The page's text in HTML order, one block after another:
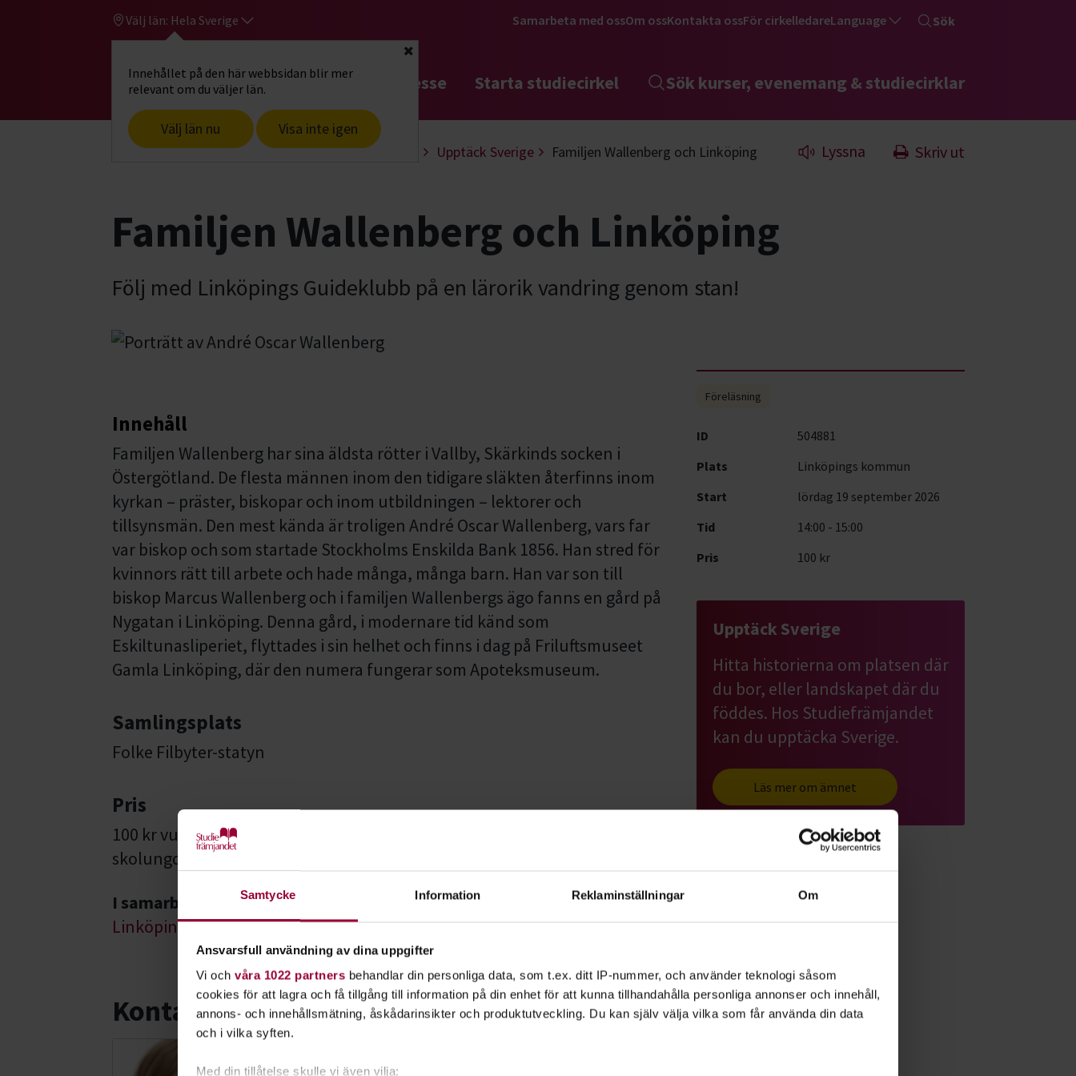
Samtycke Information Reklaminställningar Om
Ansvarsfull användning av dina uppgifter
Vi och våra 1022 partners behandlar din personliga data, som t.ex. ditt IP-nummer, och använder teknologi såsom
cookies för att lagra och få tillgång till information på din enhet för att kunna tillhandahålla personliga annonser och innehåll,
annons- och innehållsmätning, åskådarinsikter och produktutveckling. Du kan själv välja vilka som får använda din data
och i vilka syften.
Med din tillåtelse skulle vi även vilja:
Välj län: Hela Sverige
Innehållet på den här webbsidan blir mer
relevant om du väljer län.
Välj län nu Visa inte igen
Stäng
Samarbeta med ossOm ossKontakta ossFör cirkelledareLanguage Sök
Gå till studiefrämjandets startsidaHitta intresse Starta studiecirkel Sök kurser, evenemang & studiecirklar
Start Hitta intresse Upptäck, forska & fundera Upptäck Sverige Familjen Wallenberg och Linköping Lyssna Skriv ut
Familjen Wallenberg och Linköping
Följ med Linköpings Guideklubb på en lärorik vandring genom stan!
Innehåll
Familjen Wallenberg har sina äldsta rötter i Vallby, Skärkinds socken i
Östergötland. De flesta männen inom den tidigare släkten återfinns inom
kyrkan – präster, biskopar och inom utbildningen – lektorer och
tillsynsmän. Den mest kända är troligen André Oscar Wallenberg, vars far
var biskop och som startade Stockholms Enskilda Bank 1856. Han stred för
kvinnors rätt till arbete och hade många, många barn. Han var son till
biskop Marcus Wallenberg och i familjen Wallenbergs ägo fanns en gård på
Nygatan i Linköping. Denna gård, i modernare tid känd som
Eskiltunasliperiet, flyttades i sin helhet och finns i dag på Friluftsmuseet
Gamla Linköping, där den numera fungerar som Apoteksmuseum.
Samlingsplats
Folke Filbyter-statyn
Pris
100 kr vuxen, 50 kr skolungdom (6-16 år), barn under 6 år gratis. Biljetter till
skolungdom köps på plats via swish. Förköp via
I samarbete med
Linköpings Guideklubb
Kontakt
Eija Linghammar
Föreläsning
ID
504881
Plats
Linköpings kommun
Start
lördag 19 september 2026
Tid
14:00 - 15:00
Pris
100 kr
Upptäck Sverige
Hitta historierna om platsen där
du bor, eller landskapet där du
föddes. Hos Studiefrämjandet
kan du upptäcka Sverige.
Läs mer om ämnet